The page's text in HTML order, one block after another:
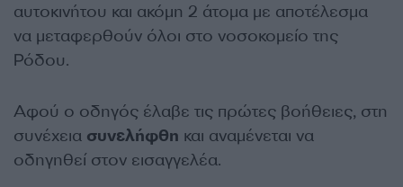
αυτοκινήτου και ακόμη 2 άτομα με αποτέλεσμα
να μεταφερθούν όλοι στο νοσοκομείο της
Ρόδου.
Αφού ο οδηγός έλαβε τις πρώτες βοήθειες, στη
συνέχεια συνελήφθη και αναμένεται να
οδηγηθεί στον εισαγγελέα.